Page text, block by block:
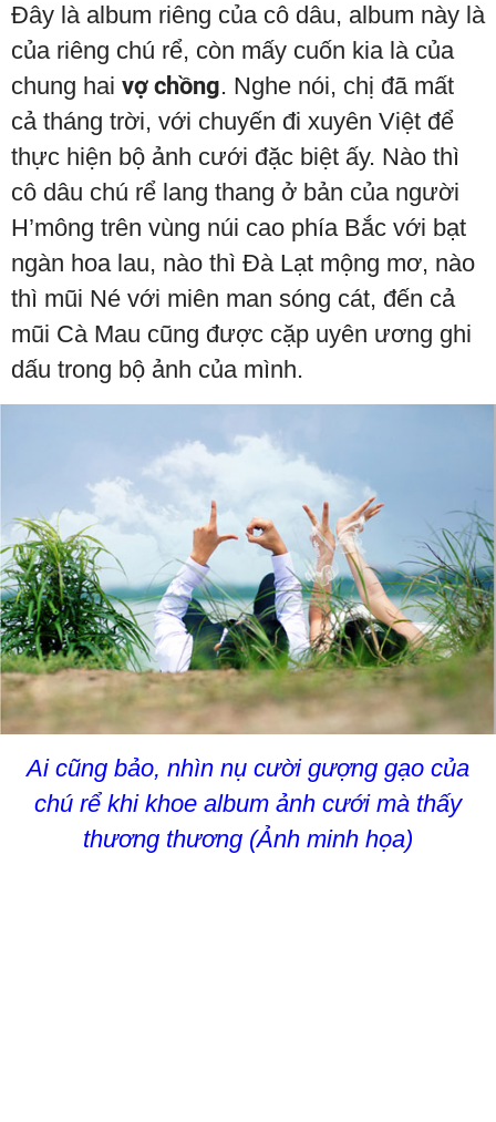
Đây là album riêng của cô dâu, album này là
của riêng chú rể, còn mấy cuốn kia là của
chung hai vợ chồng. Nghe nói, chị đã mất
cả tháng trời, với chuyến đi xuyên Việt để
thực hiện bộ ảnh cưới đặc biệt ấy. Nào thì
cô dâu chú rể lang thang ở bản của người
H’mông trên vùng núi cao phía Bắc với bạt
ngàn hoa lau, nào thì Đà Lạt mộng mơ, nào
thì mũi Né với miên man sóng cát, đến cả
mũi Cà Mau cũng được cặp uyên ương ghi
dấu trong bộ ảnh của mình.
Ai cũng bảo, nhìn nụ cười gượng gạo của
chú rể khi khoe album ảnh cưới mà thấy
thương thương (Ảnh minh họa)